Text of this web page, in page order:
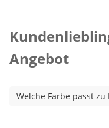
Angebot
Welche Farbe passt